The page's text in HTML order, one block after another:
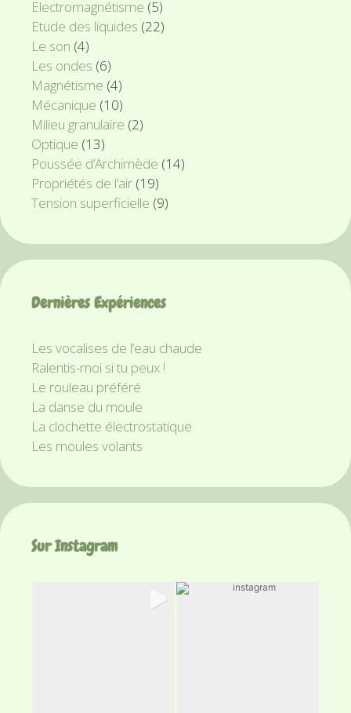
Electromagnétisme (5)
Etude des liquides (22)
Le son (4)
Les ondes (6)
Magnétisme (4)
Mécanique (10)
Milieu granulaire (2)
Optique (13)
Poussée d’Archimède (14)
Propriétés de l’air (19)
Tension superficielle (9)
Dernières Expériences
Les vocalises de l’eau chaude
Ralentis-moi si tu peux !
Le rouleau préféré
La danse du moule
La clochette électrostatique
Les moules volants
Sur Instagram